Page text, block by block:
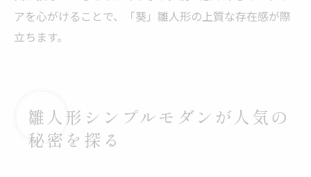
アを心がけることで、「葵」雛人形の上質な存在感が際
立ちます。
雛人形シンプルモダンが人気の
秘密を探る